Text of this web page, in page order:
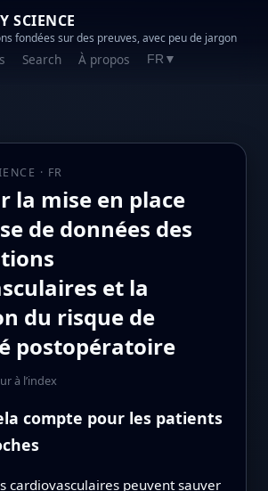
SCIENCE
fondées sur des preuves, avec peu de jargon
Search À propos FR ▼
· FR
la mise en place
de données des
et la
du risque de
postopératoire
à l’index
compte pour les patients
cardiovasculaires peuvent sauver